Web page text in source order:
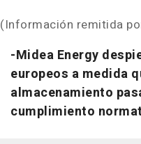
(Información remitida
-Midea Energy
europeos a medida
almacenamiento
cumplimiento